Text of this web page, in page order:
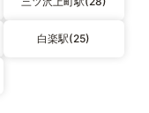
白楽駅(25)